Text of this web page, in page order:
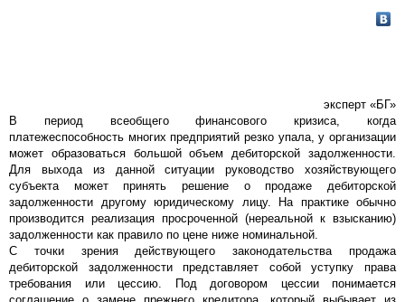
эксперт «БГ»
В период всеобщего финансового кризиса, когда
платежеспособность многих предприятий резко упала, у организации
может образоваться большой объем дебиторской задолженности.
Для выхода из данной ситуации руководство хозяйствующего
субъекта может принять решение о продаже дебиторской
задолженности другому юридическому лицу. На практике обычно
производится реализация просроченной (нереальной к взысканию)
задолженности как правило по цене ниже номинальной.
С точки зрения действующего законодательства продажа
дебиторской задолженности представляет собой уступку права
требования или цессию. Под договором цессии понимается
соглашение о замене прежнего кредитора, который выбывает из